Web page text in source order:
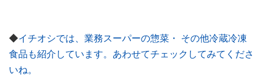
◆イチオシでは、業務スーパーの惣菜・ その他冷蔵冷凍
食品も紹介しています。あわせてチェックしてみてくださ
いね。